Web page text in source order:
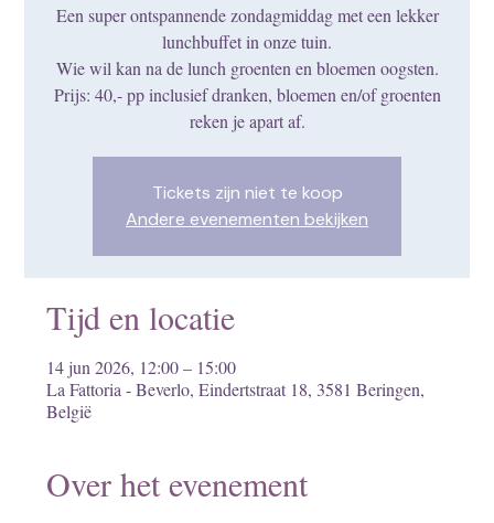
Een super ontspannende zondagmiddag met een lekker
lunchbuffet in onze tuin.
Wie wil kan na de lunch groenten en bloemen oogsten.
Prijs: 40,- pp inclusief dranken, bloemen en/of groenten
reken je apart af.
Tickets zijn niet te koop
Andere evenementen bekijken
Tijd en locatie
14 jun 2026, 12:00 – 15:00
La Fattoria - Beverlo, Eindertstraat 18, 3581 Beringen,
België
Over het evenement